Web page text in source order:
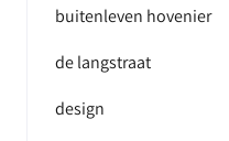
buitenleven hovenier
de langstraat
design